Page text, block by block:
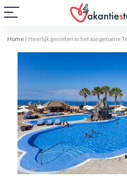
Home ⟩ Heerlijk genieten in het aangename